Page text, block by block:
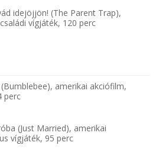
idejöjjön! (The Parent Trap),
vígjáték, 120 perc
amerikai akciófilm,
perc
(Just Married), amerikai
vígjáték, 95 perc